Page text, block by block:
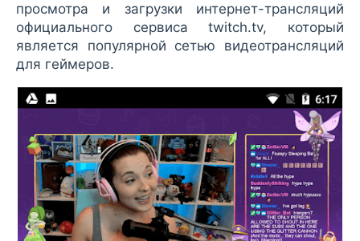
просмотра и загрузки интернет-трансляций
официального сервиса twitch.tv, который
является популярной сетью видеотрансляций
для геймеров.